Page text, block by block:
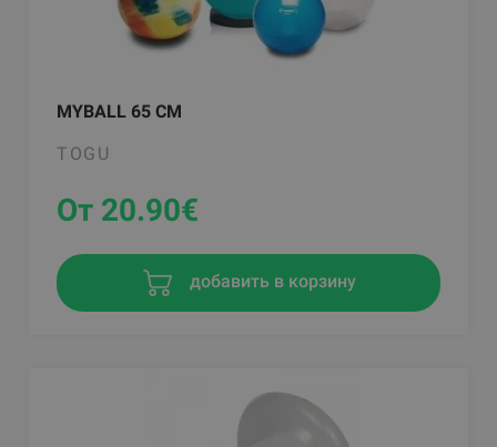
MYBALL 65 CM
TOGU
От 20.90€
добавить в корзину